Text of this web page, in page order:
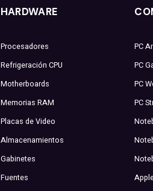
HARDWARE
Procesadores
Refrigeración CPU
Motherboards
Memorias RAM
Placas de Video
Almacenamientos
Gabinetes
Fuentes
PC
PC
PC
PC